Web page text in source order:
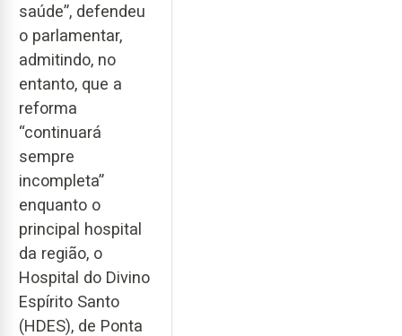
saúde”, defendeu
o parlamentar,
admitindo, no
entanto, que a
reforma
“continuará
sempre
incompleta”
enquanto o
principal hospital
da região, o
Hospital do Divino
Espírito Santo
(HDES), de Ponta